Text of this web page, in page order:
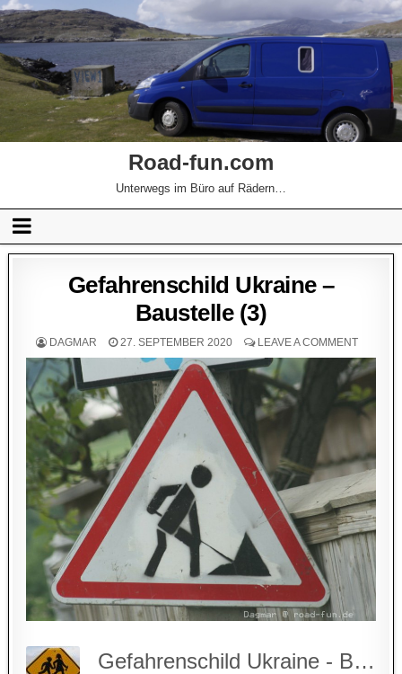
Road-fun.com
Unterwegs im Büro auf Rädern…
Gefahrenschild Ukraine –
Baustelle (3)
DAGMAR 27. SEPTEMBER 2020 LEAVE A COMMENT
Gefahrenschild Ukraine - Baustelle (3)